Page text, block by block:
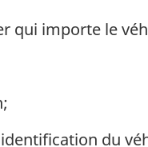
qui importe le
du